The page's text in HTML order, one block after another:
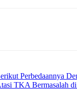
Perbedaannya
TKA Bermasalah